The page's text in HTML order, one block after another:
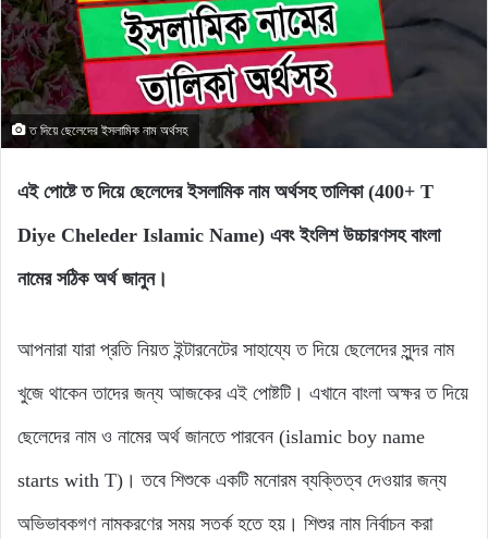
ত দিয়ে ছেলেদের ইসলামিক নাম অর্থসহ
এই পোষ্টে ত দিয়ে ছেলেদের ইসলামিক নাম অর্থসহ তালিকা (400+ T
Diye Cheleder Islamic Name) এবং ইংলিশ উচ্চারণসহ বাংলা
নামের সঠিক অর্থ জানুন।
আপনারা যারা প্রতি নিয়ত ইন্টারনেটের সাহায্যে ত দিয়ে ছেলেদের সুন্দর নাম
খুজে থাকেন তাদের জন্য আজকের এই পোষ্টটি। এখানে বাংলা অক্ষর ত দিয়ে
ছেলেদের নাম ও নামের অর্থ জানতে পারবেন (islamic boy name
starts with T)। তবে শিশুকে একটি মনোরম ব্যক্তিত্ব দেওয়ার জন্য
অভিভাবকগণ নামকরণের সময় সতর্ক হতে হয়। শিশুর নাম নির্বাচন করা